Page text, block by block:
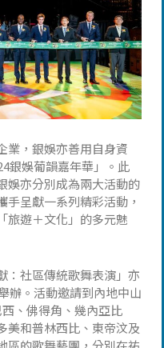
業，銀娛亦善用自身資
銀娛葡韻嘉年華」。此
娛亦分別成為兩大活動的
呈獻一系列精彩活動，
旅遊＋文化」的多元魅
：社區傳統歌舞表演」亦
辦。活動邀請到內地中山
、佛得角、幾內亞比
美和普林西比、東帝汶及